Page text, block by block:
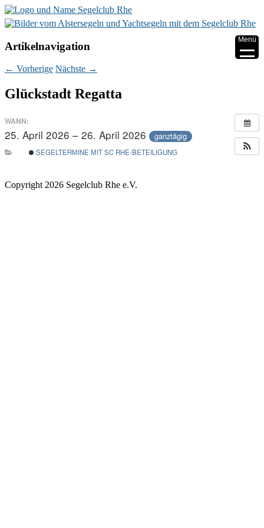
Artikelnavigation
← Vorherige Nächste →
Glückstadt Regatta
WANN:
25. April 2026 – 26. April 2026 ganztägig
SEGELTERMINE MIT SC RHE-BETEILIGUNG
Copyright 2026 Segelclub Rhe e.V.
Menü
▼